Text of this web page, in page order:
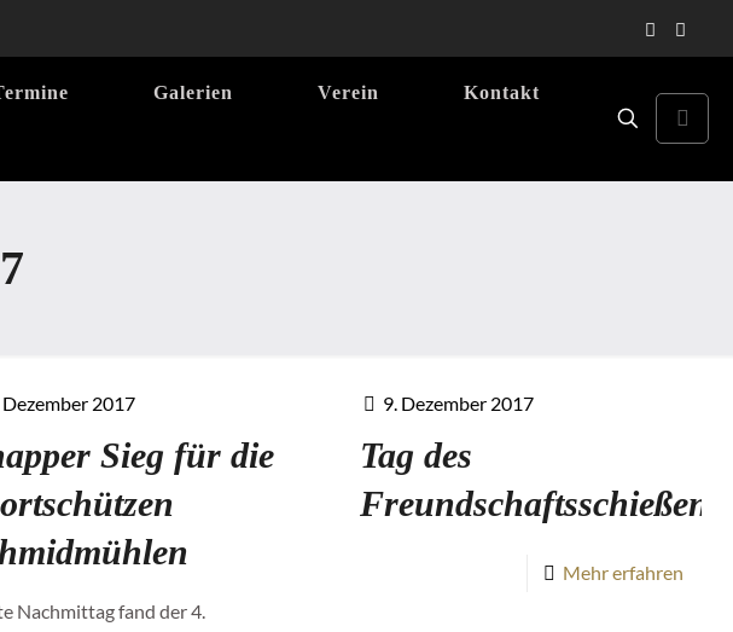
Galerien Verein Kontakt
Dezember 2017
Sieg für die
Nachmittag fand der 4.
9. Dezember 2017
Tag des
Freundschaftsschießens
Mehr erfahren